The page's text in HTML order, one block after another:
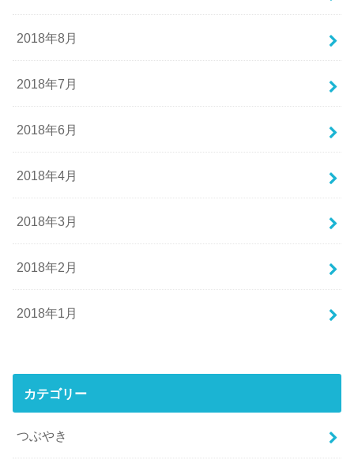
2018年8月
2018年7月
2018年6月
2018年4月
2018年3月
2018年2月
2018年1月
カテゴリー
つぶやき